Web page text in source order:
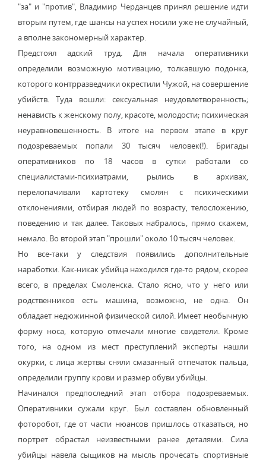
"за" и "против", Владимир Черданцев принял решение идти
вторым путем, где шансы на успех носили уже не случайный,
а вполне закономерный характер.
Предстоял адский труд. Для начала оперативники
определили возможную мотивацию, толкавшую подонка,
которого контрразведчики окрестили Чужой, на совершение
убийств. Туда вошли: сексуальная неудовлетворенность;
ненависть к женскому полу, красоте, молодости; психическая
неуравновешенность. В итоге на первом этапе в круг
подозреваемых попали 30 тысяч человек(!). Бригады
оперативников по 18 часов в сутки работали со
специалистами-психиатрами, рылись в архивах,
перелопачивали картотеку смолян с психическими
отклонениями, отбирая людей по возрасту, телосложению,
поведению и так далее. Таковых набралось, прямо скажем,
немало. Во второй этап "прошли" около 10 тысяч человек.
Но все-таки у следствия появились дополнительные
наработки. Как-никак убийца находился где-то рядом, скорее
всего, в пределах Смоленска. Стало ясно, что у него или
родственников есть машина, возможно, не одна. Он
обладает недюжинной физической силой. Имеет необычную
форму носа, которую отмечали многие свидетели. Кроме
того, на одном из мест преступлений эксперты нашли
окурки, с лица жертвы сняли смазанный отпечаток пальца,
определили группу крови и размер обуви убийцы.
Начинался предпоследний этап отбора подозреваемых.
Оперативники сужали круг. Был составлен обновленный
фоторобот, где от части нюансов пришлось отказаться, но
портрет обрастал неизвестными ранее деталями. Сила
убийцы навела сыщиков на мысль прочесать спортивные